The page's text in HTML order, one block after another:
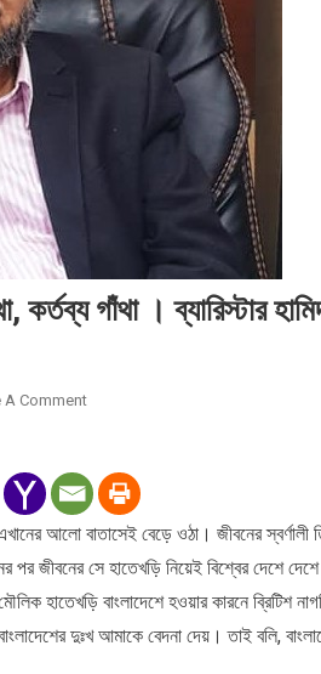
কর্তব্য গাঁথা । ব্যারিস্টার
A CommentOn
আশার
কথা,
কর্তব্য
গাঁথা
।
আলো বাতাসেই বেড়ে ওঠা। জীবনের স্বর্ণালী
পর জীবনের সে হাতেখড়ি নিয়েই বিশ্বের দেশে
হাতেখড়ি বাংলাদেশে হওয়ার কারনে ব্রিটিশ
দুঃখ আমাকে বেদনা দেয়। তাই বলি,